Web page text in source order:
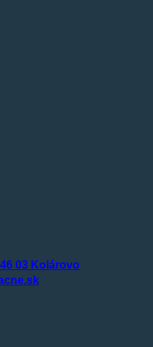
03 Kolárovo